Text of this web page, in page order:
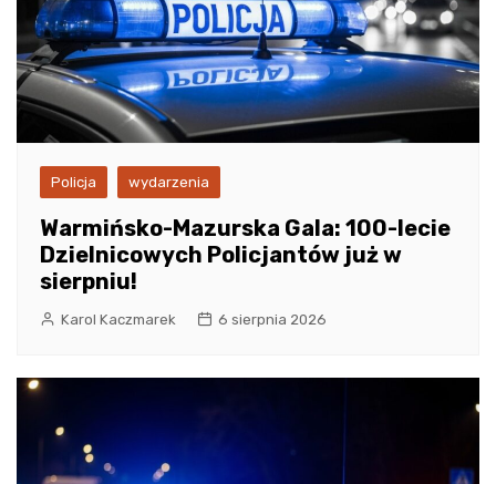
Policja wydarzenia
Warmińsko-Mazurska Gala: 100-lecie
Dzielnicowych Policjantów już w
sierpniu!
Karol Kaczmarek 6 sierpnia 2026